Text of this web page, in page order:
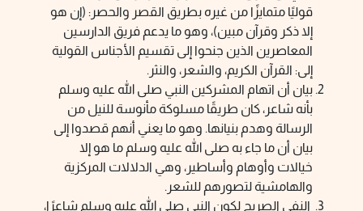
قوليًا متمايزًا من غيره بطريق القصر والحصر: (إن هو
إلا ذكر وقرآن مبين)، وهو ما يدعم فريق الدارسين
المعاصرين الذين جنحوا إلى تقسيم الأجناس القولية
إلى: القرآن الكريم، والشعر، والنثر.
بيان أن اتهام المشركين النبي صلى الله عليه وسلم
بأنه شاعر، كان طريقًا مسلوكة مأنوسة للنيل من
الرسالة وهدم بنيانها. وهو ما يعني أنهم قصدوا إلى
بيان أن ما جاء به صلى الله عليه وسلم ما هو إلا
خيالات وأوهام وأساطير، وهي الدلالات المركزية
والهامشية لتصورهم للشعر.
النفي الصريح لكون النبي صلى الله عليه وسلم شاعرًا،